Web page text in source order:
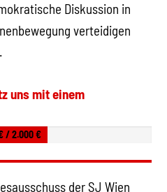
Diskussion in
verteidigen
uns mit einem
/ 2.000 €
der SJ Wien